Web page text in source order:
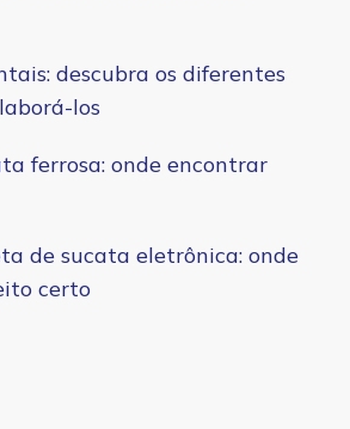
descubra os diferentes
los
ferrosa: onde encontrar
de sucata eletrônica: onde
certo